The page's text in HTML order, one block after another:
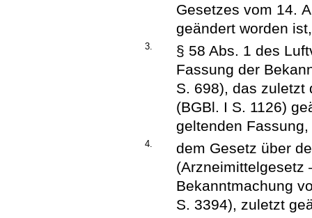
Gesetzes vom 14.
geändert worden
3.
§ 58 Abs. 1 des
Fassung der
S. 698), das zuletzt
(BGBl. I S. 1126)
geltenden Fassung,
4.
dem Gesetz über
(Arzneimittelgesetz
Bekanntmachung
S. 3394), zuletzt